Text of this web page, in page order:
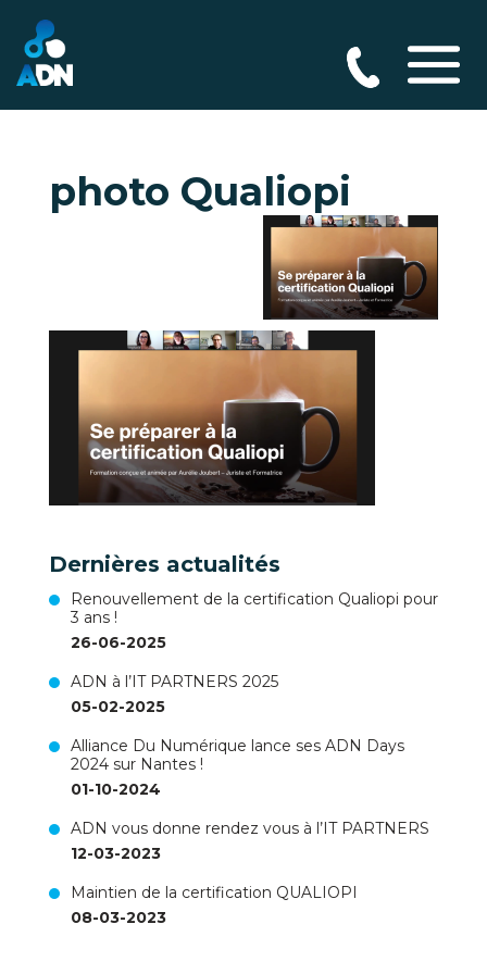
photo Qualiopi
Dernières actualités
Renouvellement de la certification Qualiopi pour
3 ans !
26-06-2025
ADN à l’IT PARTNERS 2025
05-02-2025
Alliance Du Numérique lance ses ADN Days
2024 sur Nantes !
01-10-2024
ADN vous donne rendez vous à l’IT PARTNERS
12-03-2023
Maintien de la certification QUALIOPI
08-03-2023